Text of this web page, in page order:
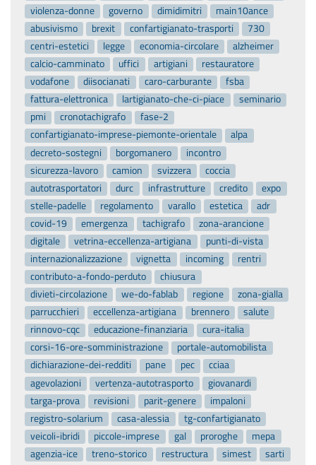
violenza-donne governo dimidimitri
main10ance
abusivismo
brexit confartigianato-trasporti
730
centri-estetici
legge economia-circolare
alzheimer
calcio-camminato
uffici artigiani
restauratore
vodafone
diisocianati caro-carburante
fsba
fattura-elettronica
lartigianato-che-ci-piace
seminario
pmi
cronotachigrafo
fase-2
confartigianato-imprese-piemonte-orientale
alpa
decreto-sostegni
borgomanero
incontro
sicurezza-lavoro
camion svizzera
coccia
autotrasportatori
durc infrastrutture credito
expo
stelle-padelle
regolamento varallo estetica
adr
covid-19
emergenza tachigrafo
zona-arancione
digitale
vetrina-eccellenza-artigiana
punti-di-vista
internazionalizzazione
vignetta incoming
rentri
contributo-a-fondo-perduto
chiusura
divieti-circolazione
we-do-fablab regione
zona-gialla
parrucchieri
eccellenza-artigiana brennero
salute
rinnovo-cqc
educazione-finanziaria
cura-italia
corsi-16-ore-somministrazione
portale-automobilista
dichiarazione-dei-redditi
pane pec
cciaa
agevolazioni
vertenza-autotrasporto
giovanardi
targa-prova
revisioni parit-genere
impaloni
registro-solarium
casa-alessia
tg-confartigianato
veicoli-ibridi
piccole-imprese gal proroghe
mepa
agenzia-ice
treno-storico restructura simest
sarti